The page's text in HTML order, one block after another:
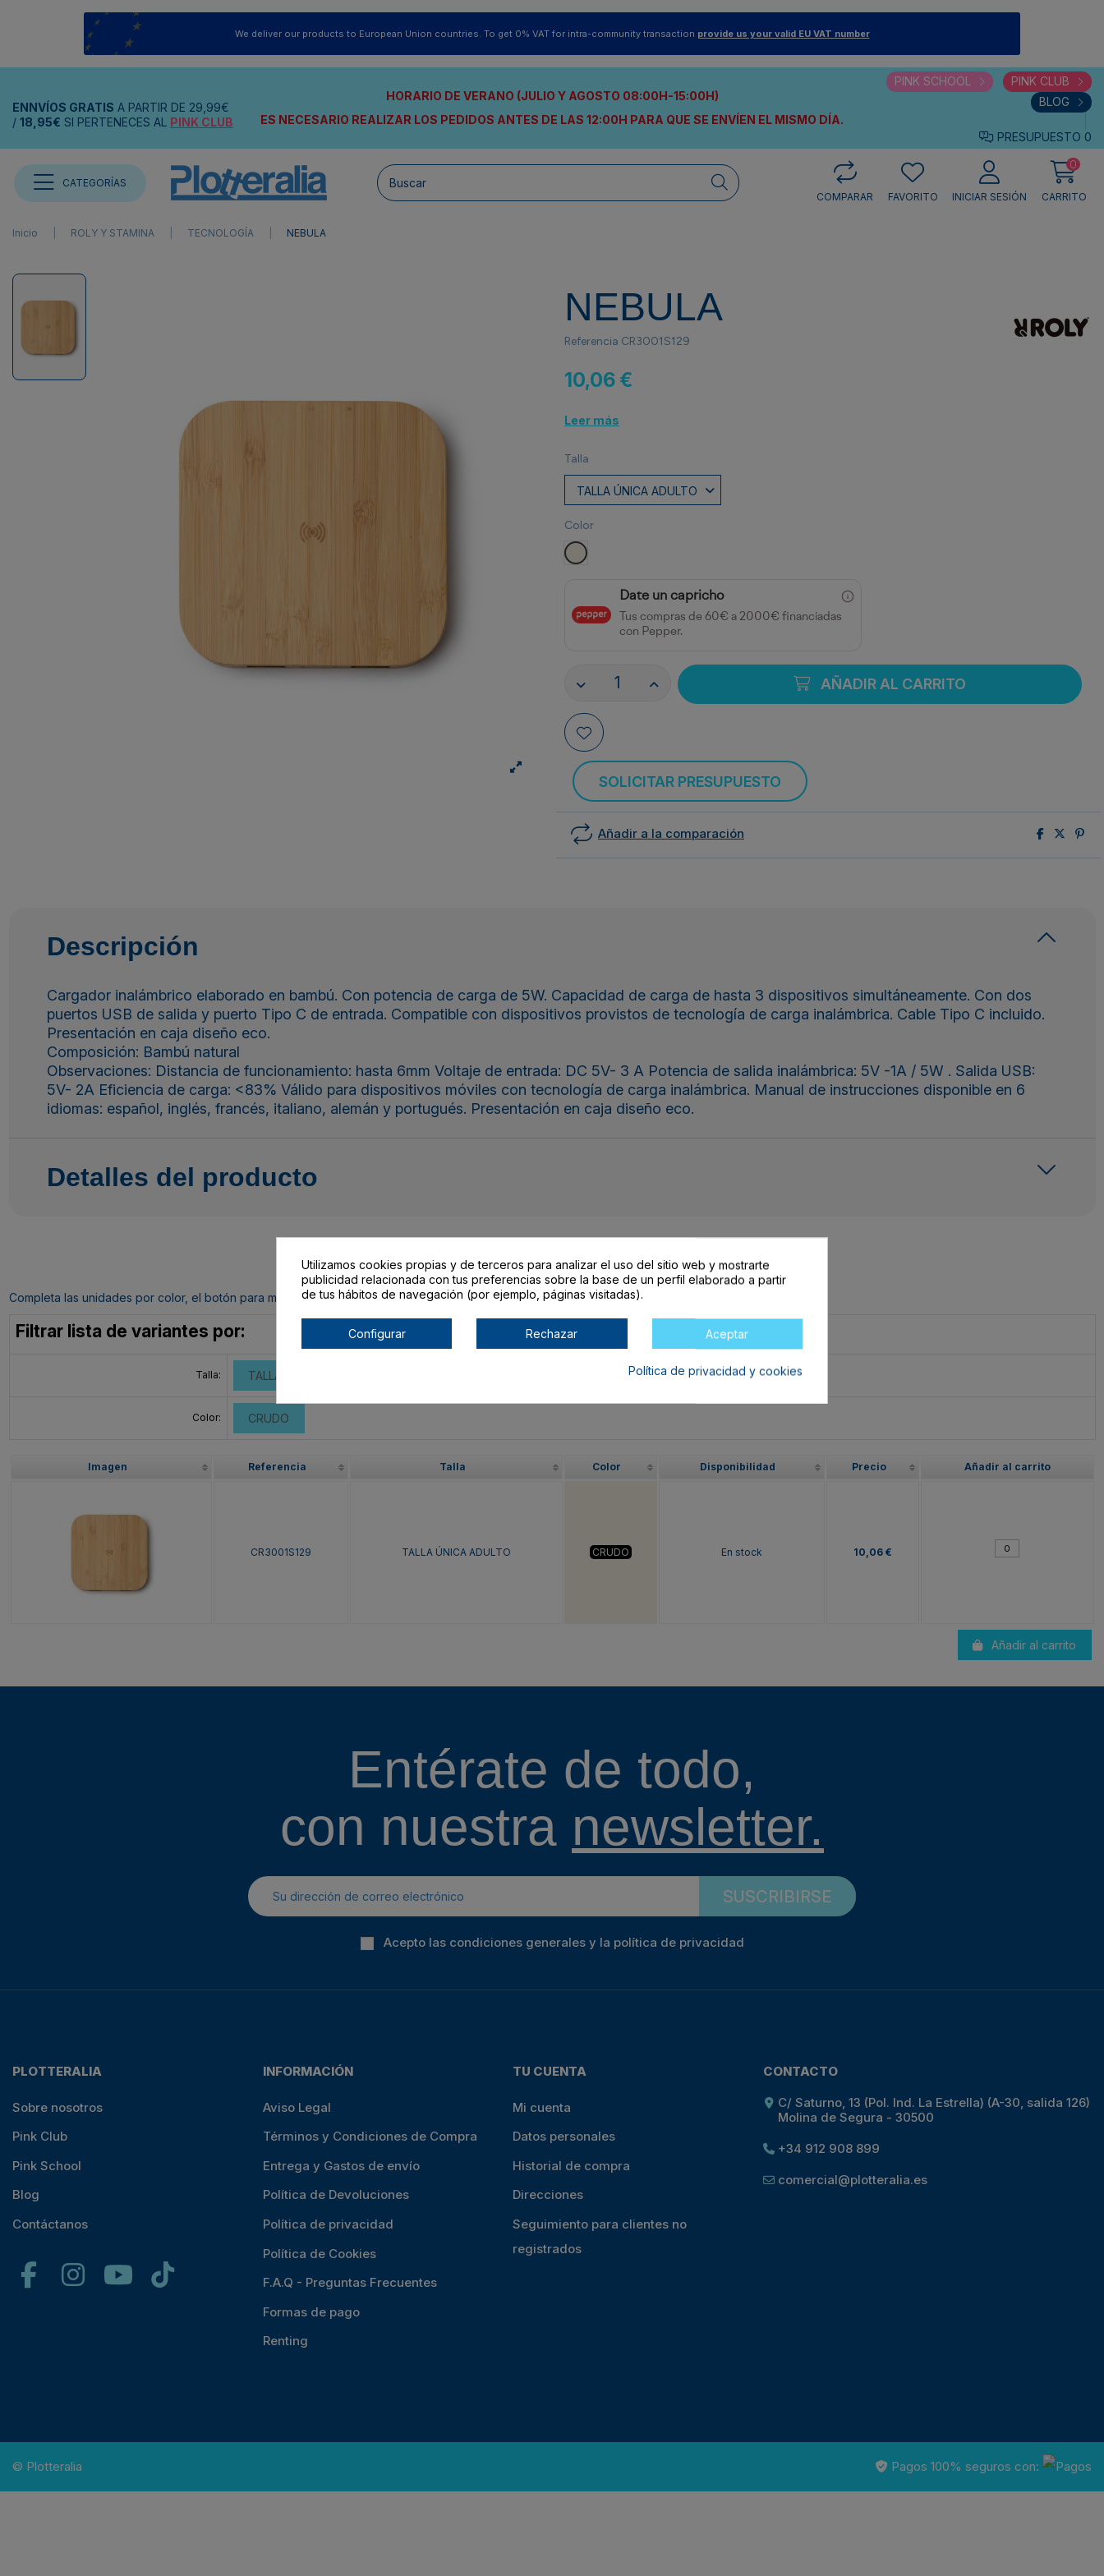
We deliver our products to European Union countries. To get 0% VAT for intra-community transaction provide us your valid EU VAT number
ENNVÍOS GRATIS A PARTIR DE 29,99€
/ 18,95€ SI PERTENECES AL PINK CLUB
HORARIO DE VERANO (JULIO Y AGOSTO 08:00H-15:00H)
ES NECESARIO REALIZAR LOS PEDIDOS ANTES DE LAS 12:00H PARA QUE SE ENVÍEN EL MISMO DÍA.
PINK SCHOOL
PINK CLUB
BLOG
PRESUPUESTO 0
CATEGORÍAS
COMPARAR
FAVORITO INICIAR SESIÓN
0
CARRITO
Inicio ROLY Y STAMINA TECNOLOGÍA NEBULA
NEBULA
Referencia CR3001S129
10,06 €
Leer más
Talla
Color
CRUDO
Date un capricho
Tus compras de 60€ a 2000€ financiadas
con Pepper.
AÑADIR AL CARRITO
SOLICITAR PRESUPUESTO
Añadir a la comparación
Descripción
Cargador inalámbrico elaborado en bambú. Con potencia de carga de 5W. Capacidad de carga de hasta 3 dispositivos simultáneamente. Con dos
puertos USB de salida y puerto Tipo C de entrada. Compatible con dispositivos provistos de tecnología de carga inalámbrica. Cable Tipo C incluido.
Presentación en caja diseño eco.
Composición: Bambú natural
Observaciones: Distancia de funcionamiento: hasta 6mm Voltaje de entrada: DC 5V- 3 A Potencia de salida inalámbrica: 5V -1A / 5W . Salida USB:
5V- 2A Eficiencia de carga: <83% Válido para dispositivos móviles con tecnología de carga inalámbrica. Manual de instrucciones disponible en 6
idiomas: español, inglés, francés, italiano, alemán y portugués. Presentación en caja diseño eco.
Detalles del producto
Completa las unidades por color, el botón para mandar tu pedido al carrito lo encontrarás al final de la tabla.
Filtrar lista de variantes por:
Talla: TALLA ÚNICA ADULTO
Color: CRUDO
Imagen Referencia Talla Color Disponibilidad Precio Añadir al carrito
CR3001S129 TALLA ÚNICA ADULTO CRUDO En stock 10,06 €
Añadir al carrito
Entérate de todo,
con nuestra newsletter.
SUSCRIBIRSE
Acepto las condiciones generales y la política de privacidad
PLOTTERALIA
Sobre nosotros
Pink Club
Pink School
Blog
Contáctanos
INFORMACIÓN
Aviso Legal
Términos y Condiciones de Compra
Entrega y Gastos de envío
Política de Devoluciones
Política de privacidad
Política de Cookies
F.A.Q - Preguntas Frecuentes
Formas de pago
Renting
TU CUENTA
Mi cuenta
Datos personales
Historial de compra
Direcciones
Seguimiento para clientes no
registrados
CONTACTO
C/ Saturno, 13 (Pol. Ind. La Estrella) (A-30, salida 126)
Molina de Segura - 30500
+34 912 908 899
comercial@plotteralia.es
© Plotteralia Pagos 100% seguros con:
Utilizamos cookies propias y de terceros para analizar el uso del sitio web y mostrarte
publicidad relacionada con tus preferencias sobre la base de un perfil elaborado a partir
de tus hábitos de navegación (por ejemplo, páginas visitadas).
Configurar Rechazar Aceptar
Política de privacidad y cookies